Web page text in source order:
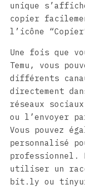
unique
copier
l’icône
Une fois que
Temu, vous
différents
directement
réseaux
ou l’envoyer
Vous pouvez
personnalisé
professionnel.
utiliser un
bit.ly ou